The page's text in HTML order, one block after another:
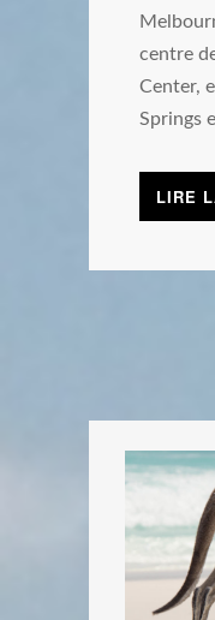
centre
Center,
Springs
LIRE